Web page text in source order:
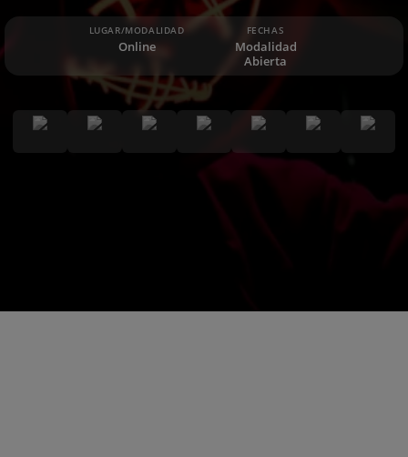
LUGAR/MODALIDAD
Online
FECHAS
Modalidad
Abierta